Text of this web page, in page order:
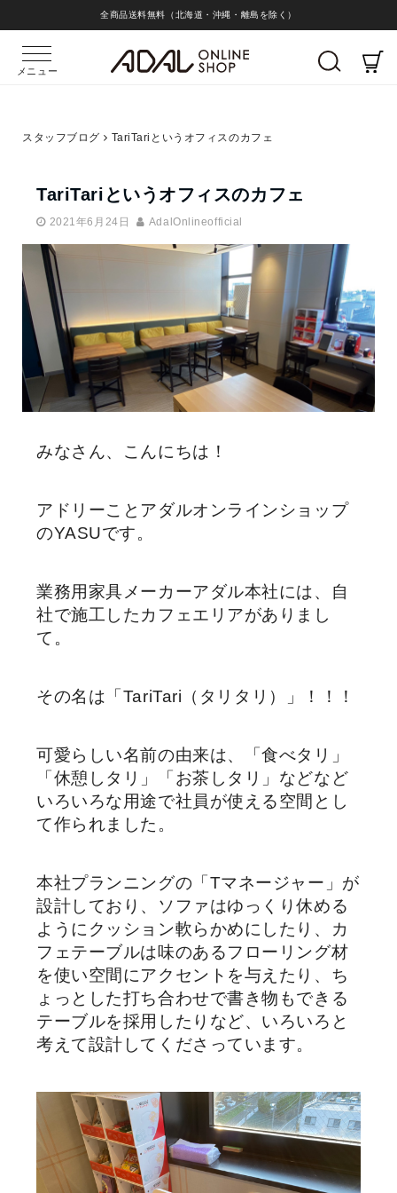
全商品送料無料（北海道・沖縄・離島を除く）
メニュー
スタッフブログ TariTariというオフィスのカフェ
TariTariというオフィスのカフェ
2021年6月24日 AdalOnlineofficial
みなさん、こんにちは！
アドリーことアダルオンラインショップ
のYASUです。
業務用家具メーカーアダル本社には、自
社で施工したカフェエリアがありまし
て。
その名は「TariTari（タリタリ）」！！！
可愛らしい名前の由来は、「食べタリ」
「休憩しタリ」「お茶しタリ」などなど
いろいろな用途で社員が使える空間とし
て作られました。
本社プランニングの「Tマネージャー」が
設計しており、ソファはゆっくり休める
ようにクッション軟らかめにしたり、カ
フェテーブルは味のあるフローリング材
を使い空間にアクセントを与えたり、ち
ょっとした打ち合わせで書き物もできる
テーブルを採用したりなど、いろいろと
考えて設計してくださっています。